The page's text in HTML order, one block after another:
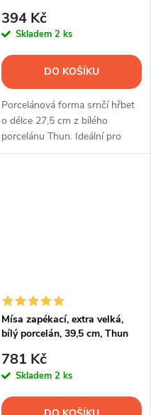
394 Kč
Skladem 2 ks
DO KOŠÍKU
Porcelánová forma srnčí hřbet
o délce 27,5 cm z bílého
porcelánu Thun. Ideální pro
pečení moučníků, domácích
Mísa zapékací, extra velká,
bílý porcelán, 39,5 cm, Thun
781 Kč
Skladem 2 ks